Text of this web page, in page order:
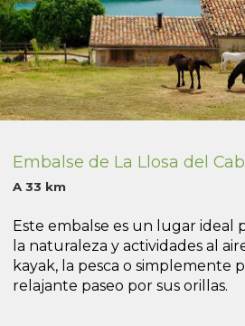
Embalse de La Llosa del
A 33 km
Este embalse es un lugar ideal
la naturaleza y actividades al
kayak, la pesca o simplemente
relajante paseo por sus orillas.